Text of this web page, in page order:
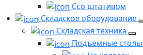
Ссо штативом
Складское оборудование
Складская техника
Подъемные столы